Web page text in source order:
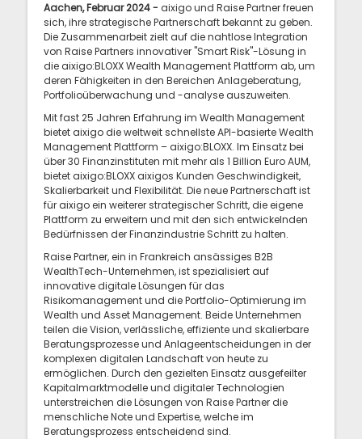
Aachen, Februar 2024 - aixigo und Raise Partner freuen
sich, ihre strategische Partnerschaft bekannt zu geben.
Die Zusammenarbeit zielt auf die nahtlose Integration
von Raise Partners innovativer "Smart Risk"-Lösung in
die aixigo:BLOXX Wealth Management Plattform ab, um
deren Fähigkeiten in den Bereichen Anlageberatung,
Portfolioüberwachung und -analyse auszuweiten.
Mit fast 25 Jahren Erfahrung im Wealth Management
bietet aixigo die weltweit schnellste API-basierte Wealth
Management Plattform – aixigo:BLOXX. Im Einsatz bei
über 30 Finanzinstituten mit mehr als 1 Billion Euro AUM,
bietet aixigo:BLOXX aixigos Kunden Geschwindigkeit,
Skalierbarkeit und Flexibilität. Die neue Partnerschaft ist
für aixigo ein weiterer strategischer Schritt, die eigene
Plattform zu erweitern und mit den sich entwickelnden
Bedürfnissen der Finanzindustrie Schritt zu halten.
Raise Partner, ein in Frankreich ansässiges B2B
WealthTech-Unternehmen, ist spezialisiert auf
innovative digitale Lösungen für das
Risikomanagement und die Portfolio-Optimierung im
Wealth und Asset Management. Beide Unternehmen
teilen die Vision, verlässliche, effiziente und skalierbare
Beratungsprozesse und Anlageentscheidungen in der
komplexen digitalen Landschaft von heute zu
ermöglichen. Durch den gezielten Einsatz ausgefeilter
Kapitalmarktmodelle und digitaler Technologien
unterstreichen die Lösungen von Raise Partner die
menschliche Note und Expertise, welche im
Beratungsprozess entscheidend sind.